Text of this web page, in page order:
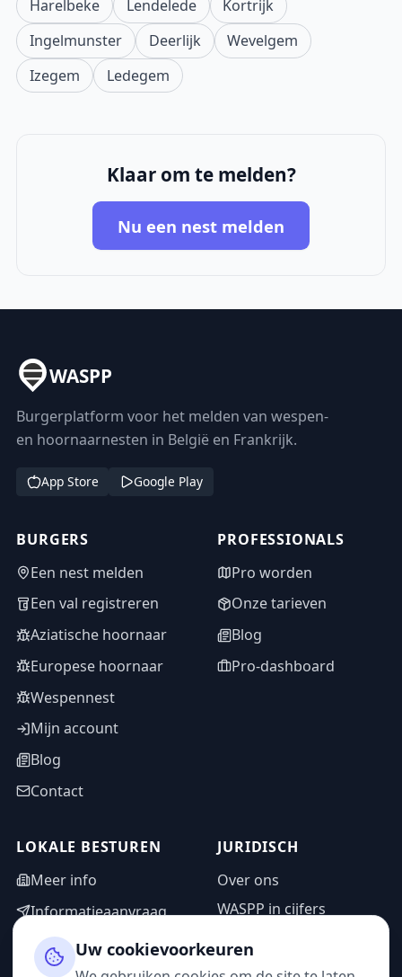
Harelbeke Lendelede
Kortrijk
Ingelmunster
Deerlijk
Wevelgem
Izegem
Ledegem
Klaar om te melden?
Nu een nest melden
WASPP
Burgerplatform voor het melden van wespen-
en hoornaarnesten in België en Frankrijk.
App Store Google Play
BURGERS
Een nest melden
Een val registreren
Aziatische hoornaar
Europese hoornaar
Wespennest
Mijn account
Blog
Contact
PROFESSIONALS
Pro worden
Onze tarieven
Blog
Pro-dashboard
LOKALE BESTUREN
Meer info
Informatieaanvraag
Adminzone
JURIDISCH
Over ons
WASPP in cijfers
Privacybeleid
Uw cookievoorkeuren